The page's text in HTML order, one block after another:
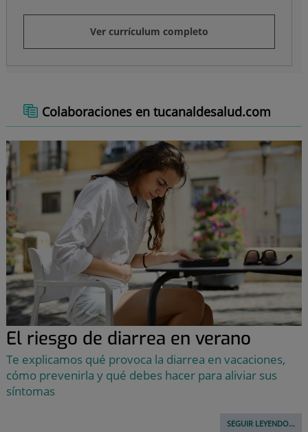
Ver currículum completo
Colaboraciones en tucanaldesalud.com
El riesgo de diarrea en verano
Te explicamos qué provoca la diarrea en vacaciones,
cómo prevenirla y qué debes hacer para aliviar sus
síntomas
SEGUIR LEYENDO...